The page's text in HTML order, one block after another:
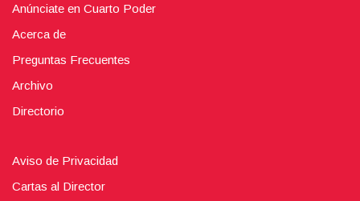
Anúnciate en Cuarto Poder
Acerca de
Preguntas Frecuentes
Archivo
Directorio
Aviso de Privacidad
Cartas al Director